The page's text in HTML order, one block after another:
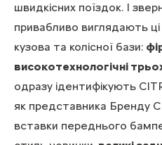
швидкісних поїздок. І
привабливо виглядають
кузова та колісної бази:
високотехнологічні
одразу ідентифікують
як представника Бренду
вставки переднього